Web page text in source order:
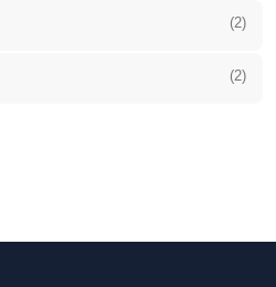
(2)
(2)